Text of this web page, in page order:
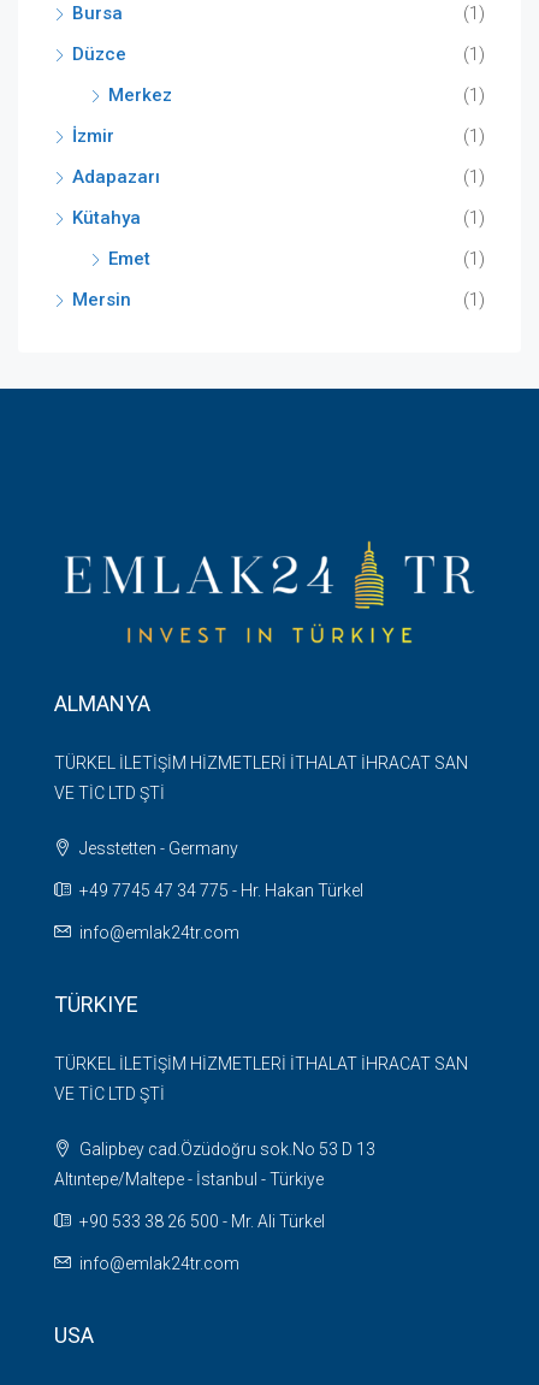
Bursa
(1)
Düzce
(1)
Merkez
(1)
İzmir
(1)
Adapazarı
(1)
Kütahya
(1)
Emet
(1)
Mersin
(1)
ALMANYA
TÜRKEL İLETİŞİM HİZMETLERİ İTHALAT İHRACAT SAN
VE TİC LTD ŞTİ
Jesstetten - Germany
+49 7745 47 34 775 - Hr. Hakan Türkel
info@emlak24tr.com
TÜRKIYE
TÜRKEL İLETİŞİM HİZMETLERİ İTHALAT İHRACAT SAN
VE TİC LTD ŞTİ
Galipbey cad.Özüdoğru sok.No 53 D 13
Altıntepe/Maltepe - İstanbul - Türkiye
+90 533 38 26 500 - Mr. Ali Türkel
info@emlak24tr.com
USA